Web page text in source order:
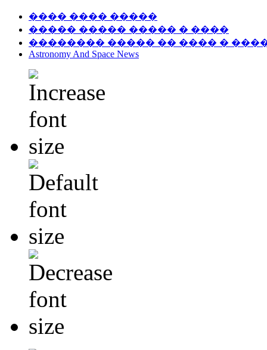
���� ���� �����
����� ����� ����� � ����
�������� ����� �� ���� �
Astronomy And Space News